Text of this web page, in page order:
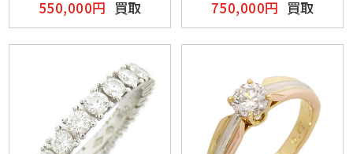
550,000円 買取 750,000円 買取